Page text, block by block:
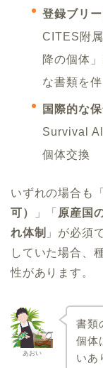
登録ブリ
CITES附
降の個体
な書類を
国際的な
Survival
個体交換
いずれの場合も
可）
」「 原産国
れ体制 」が必須
していた場合、
性があります。
あおい
書類
個体
いあ